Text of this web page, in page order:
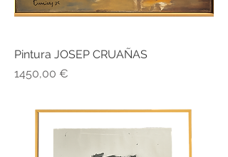
Pintura JOSEP CRUAÑAS
Precio
1450,00 €